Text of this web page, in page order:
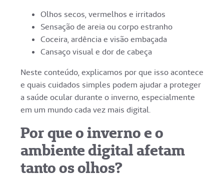
Olhos secos, vermelhos e irritados
Sensação de areia ou corpo estranho
Coceira, ardência e visão embaçada
Cansaço visual e dor de cabeça
Neste conteúdo, explicamos por que isso acontece
e quais cuidados simples podem ajudar a proteger
a saúde ocular durante o inverno, especialmente
em um mundo cada vez mais digital.
Por que o inverno e o
ambiente digital afetam
tanto os olhos?